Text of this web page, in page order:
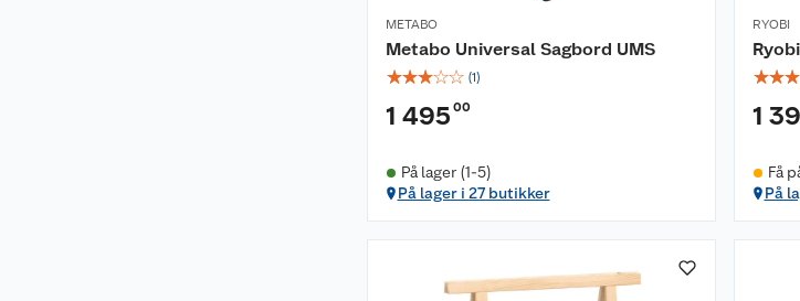
METABO
Metabo Universal Sagbord UMS
☆☆☆☆☆ (1)
1 495 00
På lager (1-5)
På lager i 27 butikker
RYOBI
☆☆☆
1
Få
På